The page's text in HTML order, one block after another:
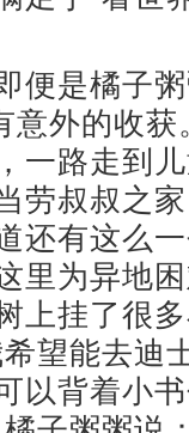
是橘子粥
意外的收
一路走到
劳叔叔之
还有这么
里为异地
上挂了很
望能去迪
背着小